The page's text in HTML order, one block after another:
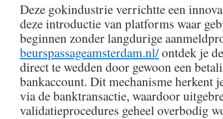
Deze gokindustrie verrichtte een
deze introductie van platforms waar
beginnen zonder langdurige
beurspassageamsterdam.nl/ontdek je
direct te wedden door gewoon een
bankaccount. Dit mechanisme herkent
via de banktransactie, waardoor
validatieprocedures geheel overbodig